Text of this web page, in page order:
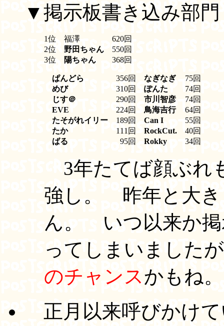
▼掲示板書き込み部
1位 福澤
620回
2位
野田ちゃん 550回
3位
陽ちゃん 368回
ぱんどら 356回 なぎなぎ
75回
めび
310回 ぽんた
74回
じす＠
290回 市川智彦
74回
EVE
224回 鳥海吉行
64回
たそがれイリー 189回 Can I
55回
たか
111回 RockCut. 40回
ばる
95回 Rokky 34回
3年たてば顔ぶれ
強し。 昨年と大き
ん。 いつ以来か掲
ってしまいました
のチャンスかもね。
正月以来呼びかけ